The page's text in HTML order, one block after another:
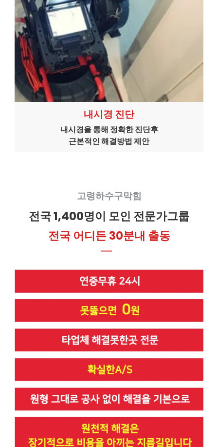
내시경 진단
내시경을 통해 정확한 진단후
근본적인 해결방법 제안
고령하수구막힘
전국 1,400명이 모인 전문가그룹
전국 어디든 30분내 출동